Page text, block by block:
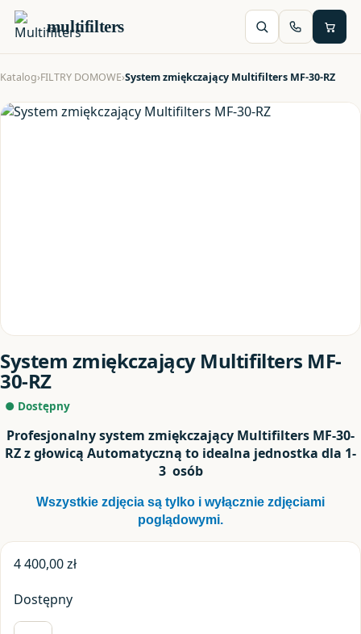
multifilters
Katalog›FILTRY DOMOWE›System zmiękczający Multifilters MF-30-RZ
System zmiękczający Multifilters MF-
30-RZ
● Dostępny
Profesjonalny system zmiękczający Multifilters MF-30-
RZ z głowicą Automatyczną to idealna jednostka dla 1-
3 osób
Wszystkie zdjęcia są tylko i wyłącznie zdjęciami
poglądowymi.
4 400,00zł
Dostępny